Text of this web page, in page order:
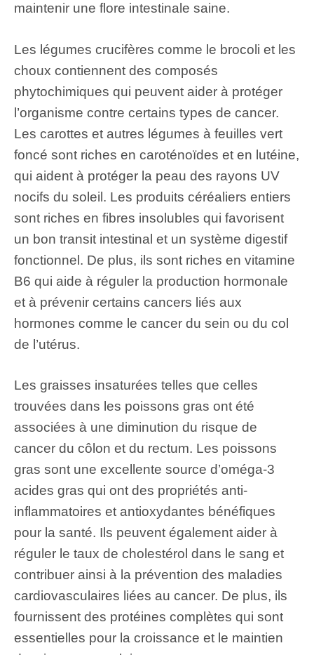
maintenir une flore intestinale saine.
Les légumes crucifères comme le brocoli et les
choux contiennent des composés
phytochimiques qui peuvent aider à protéger
l’organisme contre certains types de cancer.
Les carottes et autres légumes à feuilles vert
foncé sont riches en caroténoïdes et en lutéine,
qui aident à protéger la peau des rayons UV
nocifs du soleil. Les produits céréaliers entiers
sont riches en fibres insolubles qui favorisent
un bon transit intestinal et un système digestif
fonctionnel. De plus, ils sont riches en vitamine
B6 qui aide à réguler la production hormonale
et à prévenir certains cancers liés aux
hormones comme le cancer du sein ou du col
de l’utérus.
Les graisses insaturées telles que celles
trouvées dans les poissons gras ont été
associées à une diminution du risque de
cancer du côlon et du rectum. Les poissons
gras sont une excellente source d’oméga-3
acides gras qui ont des propriétés anti-
inflammatoires et antioxydantes bénéfiques
pour la santé. Ils peuvent également aider à
réguler le taux de cholestérol dans le sang et
contribuer ainsi à la prévention des maladies
cardiovasculaires liées au cancer. De plus, ils
fournissent des protéines complètes qui sont
essentielles pour la croissance et le maintien